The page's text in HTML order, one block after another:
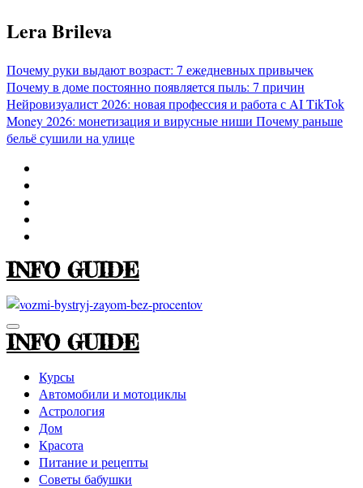
Перейти
к
Lera Brileva
Почему руки выдают возраст: 7 ежедневных привычек
Почему в доме постоянно появляется пыль: 7 причин
Нейровизуалист 2026: новая профессия и работа с AITikTok
Money 2026: монетизация и вирусные ниши Почему раньше
бельё сушили на улице
INFO GUIDE
INFO GUIDE
Курсы
Автомобили и мотоциклы
Астрология
Дом
Красота
Питание и рецепты
Советы бабушки